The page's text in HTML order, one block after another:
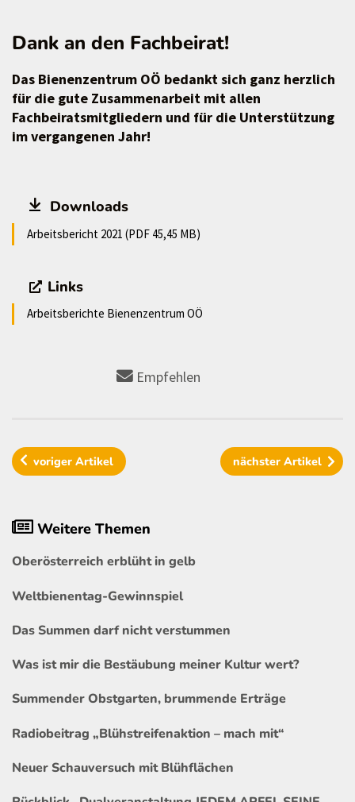
Dank an den Fachbeirat!
Das Bienenzentrum OÖ bedankt sich ganz herzlich
für die gute Zusammenarbeit mit allen
Fachbeiratsmitgliedern und für die Unterstützung
im vergangenen Jahr!
Downloads
Arbeitsbericht 2021 (PDF 45,45 MB)
Links
Arbeitsberichte Bienenzentrum OÖ
Empfehlen
vorigerArtikel nächster Artikel
Weitere Themen
Oberösterreich erblüht in gelb
Weltbienentag-Gewinnspiel
Das Summen darf nicht verstummen
Was ist mir die Bestäubung meiner Kultur wert?
Summender Obstgarten, brummende Erträge
Radiobeitrag „Blühstreifenaktion – mach mit“
Neuer Schauversuch mit Blühflächen